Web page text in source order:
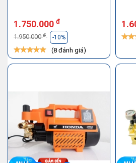
1.750.000 đ
1.950.000đ -10%
(8 đánh giá)